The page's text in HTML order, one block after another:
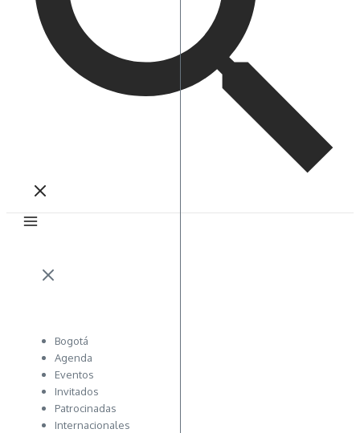
Bogotá
Agenda
Eventos
Invitados
Patrocinadas
Internacionales